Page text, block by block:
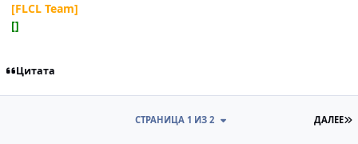
[FLCL Team]
[]
Цитата
ДАЛЕЕ
СТРАНИЦА 1 ИЗ 2